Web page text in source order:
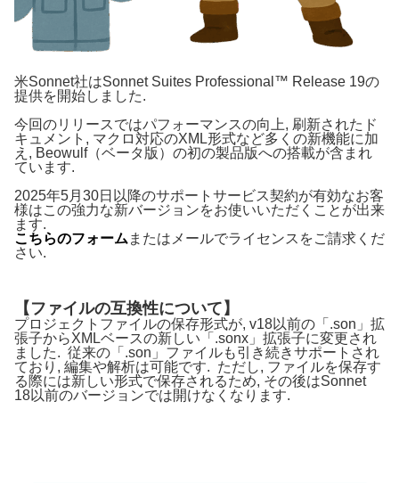
米Sonnet社はSonnet Suites Professional™ Release 19の
提供を開始しました.
今回のリリースではパフォーマンスの向上, 刷新されたド
キュメント, マクロ対応のXML形式など多くの新機能に加
え, Beowulf（ベータ版）の初の製品版への搭載が含まれ
ています.
2025年5月30日以降のサポートサービス契約が有効なお客
様はこの強力な新バージョンをお使いいただくことが出来
ます.
こちらのフォーム またはメールでライセンスをご請求くだ
さい.
【ファイルの互換性について】
プロジェクトファイルの保存形式が, v18以前の「.son」拡
張子からXMLベースの新しい「.sonx」拡張子に変更され
ました. 従来の「.son」ファイルも引き続きサポートされ
ており, 編集や解析は可能です. ただし, ファイルを保存す
る際には新しい形式で保存されるため, その後はSonnet
18以前のバージョンでは開けなくなります.